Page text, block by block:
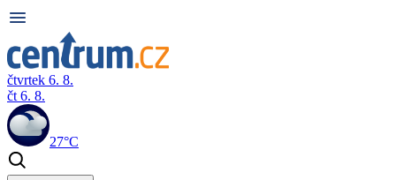
čtvrtek 6. 8.
čt 6. 8.
27°C